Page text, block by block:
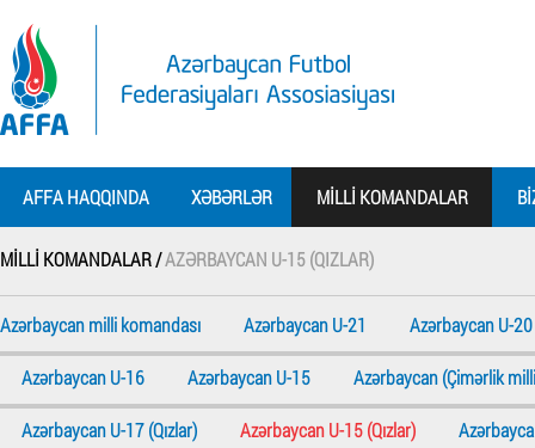
AFFA HAQQINDA XƏBƏRLƏR MILLI KOMANDALAR
MILLI KOMANDALAR /AZƏRBAYCAN U-15 (QIZLAR)
Azərbaycan milli komandası Azərbaycan U-21 Azərbaycan U-20
Azərbaycan U-16 Azərbaycan U-15 Azərbaycan (Çimərlik
Azərbaycan U-17 (Qızlar) Azərbaycan U-15 (Qızlar)